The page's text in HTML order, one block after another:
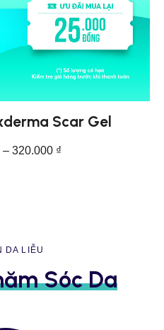
Scar Gel
– 320.000 ₫
DA LIỄU
Sóc Da